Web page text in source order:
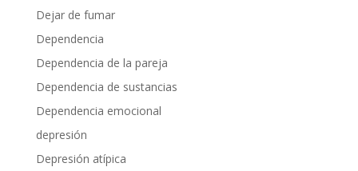
Dejar de fumar
Dependencia
Dependencia de la pareja
Dependencia de sustancias
Dependencia emocional
depresión
Depresión atípica